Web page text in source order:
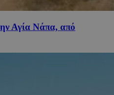
Αγία Νάπα, από